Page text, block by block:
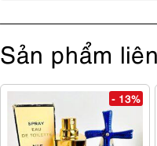
Sản phẩm
- 13%